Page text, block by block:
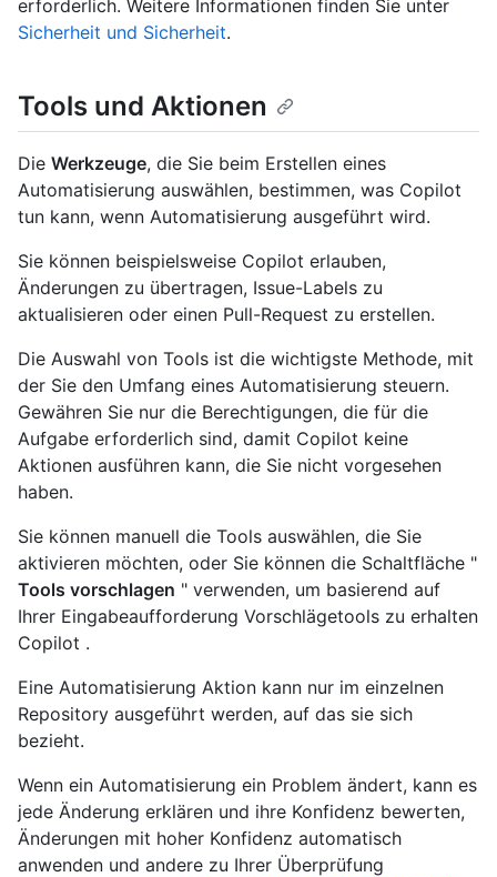
erforderlich. Weitere Informationen finden Sie unter
Sicherheit und Sicherheit.
Tools und Aktionen
Die Werkzeuge, die Sie beim Erstellen eines
Automatisierung auswählen, bestimmen, was Copilot
tun kann, wenn Automatisierung ausgeführt wird.
Sie können beispielsweise Copilot erlauben,
Änderungen zu übertragen, Issue-Labels zu
aktualisieren oder einen Pull-Request zu erstellen.
Die Auswahl von Tools ist die wichtigste Methode, mit
der Sie den Umfang eines Automatisierung steuern.
Gewähren Sie nur die Berechtigungen, die für die
Aufgabe erforderlich sind, damit Copilot keine
Aktionen ausführen kann, die Sie nicht vorgesehen
haben.
Sie können manuell die Tools auswählen, die Sie
aktivieren möchten, oder Sie können die Schaltfläche "
Tools vorschlagen " verwenden, um basierend auf
Ihrer Eingabeaufforderung Vorschlägetools zu erhalten
Copilot .
Eine Automatisierung Aktion kann nur im einzelnen
Repository ausgeführt werden, auf das sie sich
bezieht.
Wenn ein Automatisierung ein Problem ändert, kann es
jede Änderung erklären und ihre Konfidenz bewerten,
Änderungen mit hoher Konfidenz automatisch
anwenden und andere zu Ihrer Überprüfung